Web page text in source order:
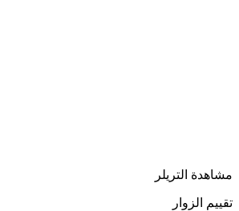
مشاهدة التريلر
تقييم الزوار